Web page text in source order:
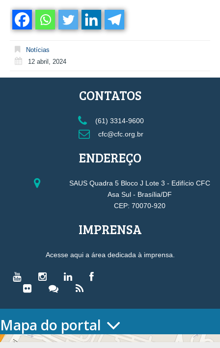
Notícias
12 abril, 2024
CONTATOS
(61) 3314-9600
cfc@cfc.org.br
ENDEREÇO
SAUS Quadra 5 Bloco J Lote 3 - Edifício CFC
Asa Sul - Brasília/DF
CEP: 70070-920
IMPRENSA
Acesse aqui a área dedicada à imprensa.
Mapa do portal
HOME